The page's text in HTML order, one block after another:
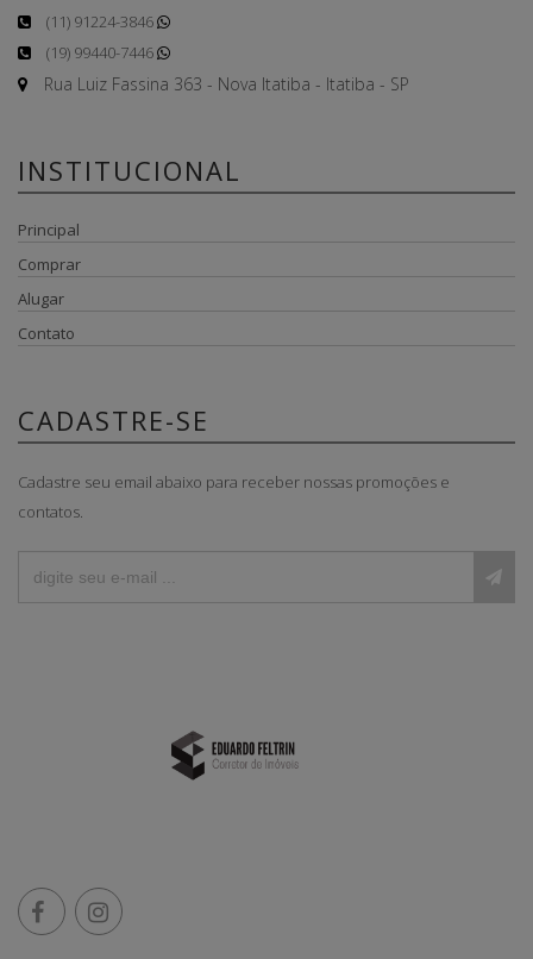
(11) 91224-3846
(19) 99440-7446
Rua Luiz Fassina 363 - Nova Itatiba - Itatiba - SP
INSTITUCIONAL
Principal
Comprar
Alugar
Contato
CADASTRE-SE
Cadastre seu email abaixo para receber nossas promoções e
contatos.